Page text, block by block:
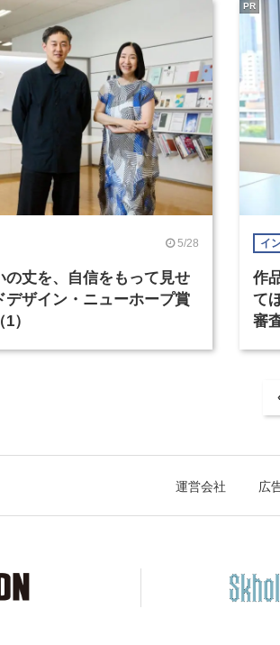
5/28
の丈を、自信をもって見せ
ザイン・ニューホープ賞
）
イ
作
て
審
PR
運営会社 広